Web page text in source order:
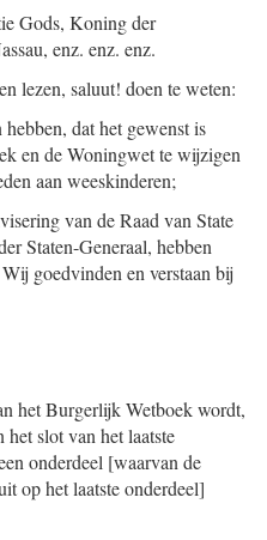
Gods, Koning der
enz. enz. enz.
lezen, saluut! doen te weten:
dat het gewenst is
en de Woningwet te wijzigen
aan weeskinderen;
van de Raad van State
Staten-Generaal, hebben
goedvinden en verstaan bij
het Burgerlijk Wetboek wordt,
slot van het laatste
onderdeel [waarvan de
op het laatste onderdeel]